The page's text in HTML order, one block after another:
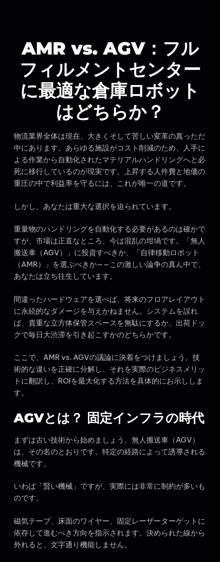
AMR vs. AGV：フル
フィルメントセンター
に最適な倉庫ロボット
はどちらか？
物流業界全体は現在、大きくそして苦しい変革の真っただ
中にあります。あらゆる施設がコスト削減のため、人手に
よる作業から自動化されたマテリアルハンドリングへと必
死に移行しているのが現実です。上昇する人件費と地価の
重圧の中で利益率を守るには、これが唯一の道です。
しかし、あなたは重大な選択を迫られています。
重量物のハンドリングを自動化する必要があるのは確かで
すが、市場は正直なところ、今は混乱の坩堝です。「無人
搬送車（AGV）」に投資すべきか、「自律移動ロボット
（AMR）」を選ぶべきか——この激しい論争の真ん中で、
あなたは立ち往生しています。
間違ったハードウェアを選べば、将来のフロアレイアウト
に永続的なダメージを与えかねません。システムを誤れ
ば、貴重な立方体保管スペースを無駄にするか、出荷ドッ
クで毎日大渋滞を引き起こすかのどちらかです。
ここで、AMR vs. AGVの議論に決着をつけましょう。技
術的な違いを正確に分解し、それを実際のビジネスメリッ
トに翻訳し、ROIを最大化する方法を具体的にお示ししま
す。
AGVとは？ 固定インフラの時代
まずは古い技術から始めましょう。無人搬送車（AGV）
は、その名のとおりです。特定の経路によって誘導される
機械です。
いわば「賢い機械」ですが、実際には非常に制約が多いも
のです。
磁気テープ、床面のワイヤー、固定レーザーターゲットに
依存して進むべき方向を指示されます。決められた線から
外れると、文字通り機能しません。